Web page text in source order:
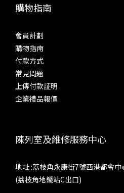
購物指南
會員計劃
購物指南
付款方式
常見問題
上傳付款証明
企業禮品報價
陳列室及維修服務中心
地址 :荔枝角永康街7號西港都會中
(荔枝角地鐵站C出口)